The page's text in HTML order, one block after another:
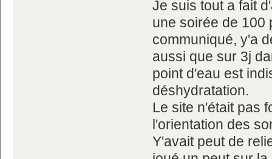
Je suis tout a fait
une soirée de 100
communiqué, y'a
aussi que sur 3j
point d'eau est
déshydratation.
Le site n'était pas
l'orientation des
Y'avait peut de